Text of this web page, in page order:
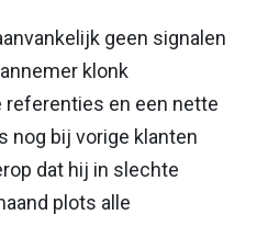
geen signalen
klonk
referenties en een nette
nog bij vorige klanten
dat hij in slechte
plots alle